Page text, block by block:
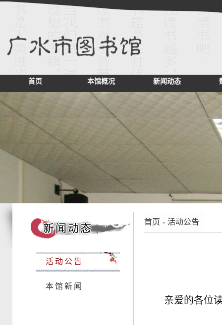
首页 本馆概况 新闻动态
新闻动态
活动公告
本馆新闻
首页 - 活动公告
亲爱的各位